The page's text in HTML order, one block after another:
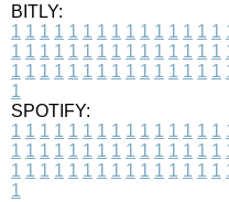
BITLY:
1 1 1 1 1 1 1 1 1 1 1 1 1 1 1
1 1 1 1 1 1 1 1 1 1 1 1 1 1 1
1 1 1 1 1 1 1 1 1 1 1 1 1 1 1
1
SPOTIFY:
1 1 1 1 1 1 1 1 1 1 1 1 1 1 1
1 1 1 1 1 1 1 1 1 1 1 1 1 1 1
1 1 1 1 1 1 1 1 1 1 1 1 1 1 1
1